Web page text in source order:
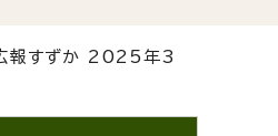
報すずか 2025年3